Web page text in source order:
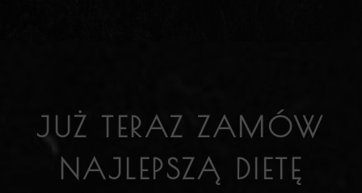
JUŻ TERAZ ZAMÓW
NAJLEPSZĄ DIETĘ